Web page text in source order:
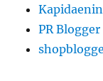
Kapidaenin
PR Blogger